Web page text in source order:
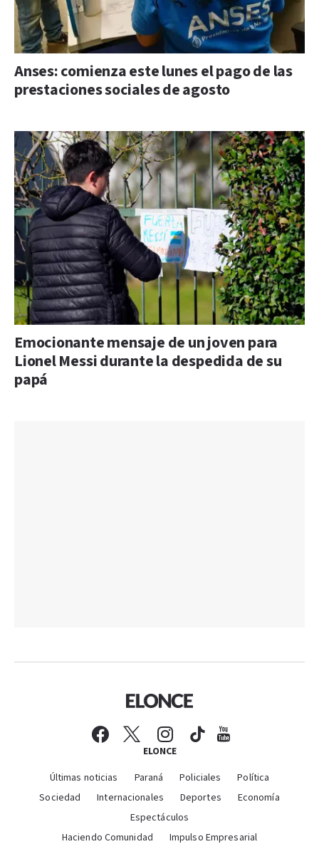
Anses: comienza este lunes el pago de las
prestaciones sociales de agosto
Emocionante mensaje de un joven para
Lionel Messi durante la despedida de su
papá
ELONCE
Últimas noticias Paraná Policiales
Política
Sociedad
Internacionales Deportes
Economía
Espectáculos
Haciendo Comunidad
Impulso Empresarial